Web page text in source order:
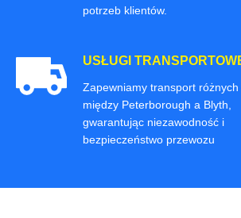
potrzeb klientów.
USŁUGI
Zapewniamy transport różnych
między Peterborough a Blyth,
gwarantując niezawodność i
bezpieczeństwo przewozu